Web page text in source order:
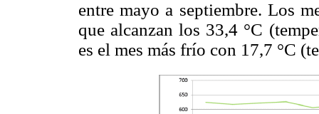
entre mayo a septiembre. Los
que alcanzan los 33,4 °C
es el mes más frío con 17,7 °C